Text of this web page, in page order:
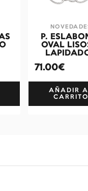
P.
OVAL
71.00€
AÑADIR
CARRITO